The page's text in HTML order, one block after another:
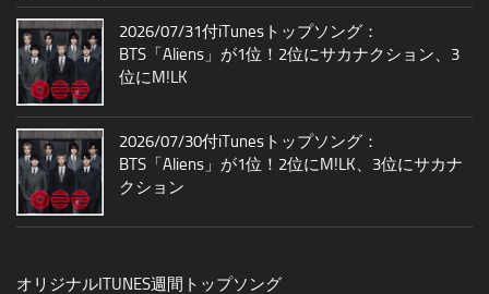
2026/07/31付iTunesトップソング：
BTS「Aliens」が1位！2位にサカナクション、3
位にM!LK
2026/07/30付iTunesトップソング：
BTS「Aliens」が1位！2位にM!LK、3位にサカナ
クション
オリジナルITUNES週間トップソング